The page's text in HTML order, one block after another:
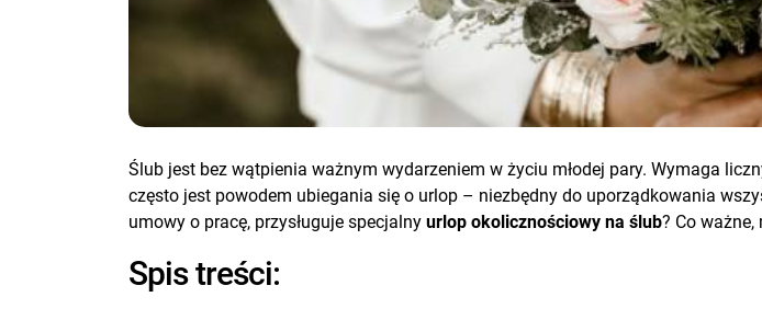
Ślub jest bez wątpienia ważnym wydarzeniem w życiu młodej pary. Wymaga
często jest powodem ubiegania się o urlop – niezbędny do uporządkowania
umowy o pracę, przysługuje specjalny urlop okolicznościowy na ślub? Co
Spis treści: